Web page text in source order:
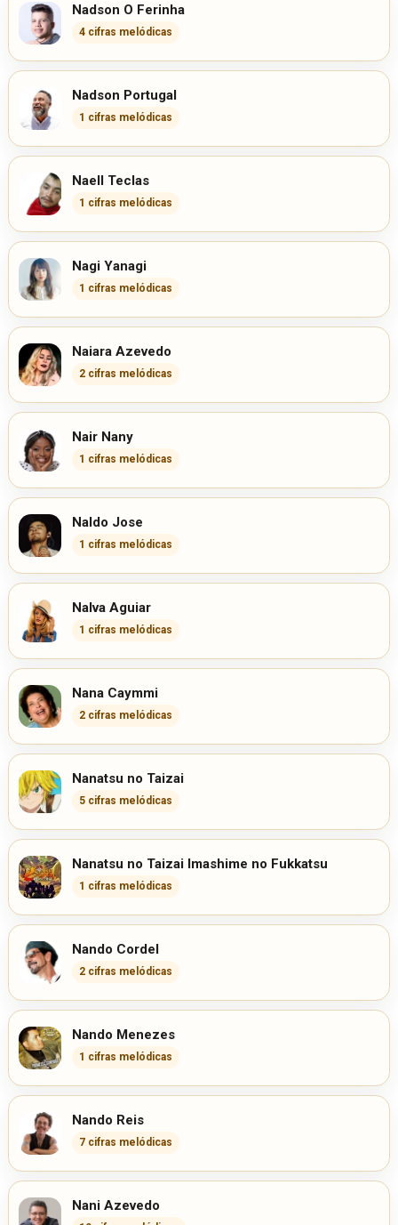
Nadson O Ferinha
4 cifras melódicas
Nadson Portugal
1 cifras melódicas
Naell Teclas
1 cifras melódicas
Nagi Yanagi
1 cifras melódicas
Naiara Azevedo
2 cifras melódicas
Nair Nany
1 cifras melódicas
Naldo Jose
1 cifras melódicas
Nalva Aguiar
1 cifras melódicas
Nana Caymmi
2 cifras melódicas
Nanatsu no Taizai
5 cifras melódicas
Nanatsu no Taizai Imashime no Fukkatsu
1 cifras melódicas
Nando Cordel
2 cifras melódicas
Nando Menezes
1 cifras melódicas
Nando Reis
7 cifras melódicas
Nani Azevedo